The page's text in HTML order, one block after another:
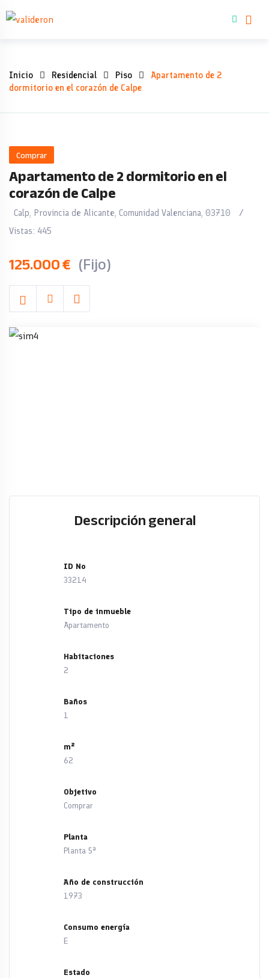
Skip
Comprar
Apartamento
de
dormitorio
en
el
corazón
de
Calpe
Inicio Residencial Piso
Apartamento de 2
dormitorio en el corazón de Calpe
Comprar
Apartamento de 2 dormitorio en el
corazón de Calpe
Calp, Provincia de Alicante, Comunidad Valenciana, 03710
Vistas: 445
125.000€ (Fijo)
Descripción general
ID No
33214
Tipo de inmueble
Apartamento
Habitaciones
2
Baños
1
m²
62
Objetivo
Comprar
Planta
Planta 5ª
Año de construcción
1973
Consumo energía
E
Estado